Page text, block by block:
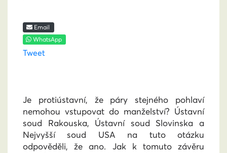
Email
WhatsApp
Tweet
Je protiústavní, že páry stejného pohlaví
nemohou vstupovat do manželství? Ústavní
soud Rakouska, Ústavní soud Slovinska a
Nejvyšší soud USA na tuto otázku
odpověděli, že ano. Jak k tomuto závěru